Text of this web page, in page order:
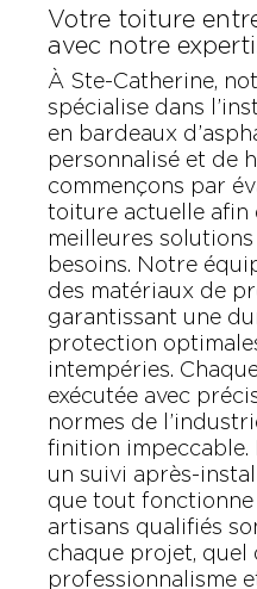
Votre toiture
avec notre
À Ste-Catherine,
spécialise dans
en bardeaux
personnalisé et de
commençons par
toiture actuelle afin
meilleures
besoins. Notre
des matériaux de
garantissant une
protection
intempéries.
exécutée avec
normes de
finition impeccable.
un suivi après-
que tout
artisans qualifiés
chaque projet, quel
professionnalisme